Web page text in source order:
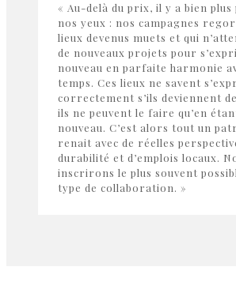
« Au-delà du prix, il y a bien plus
nos yeux : nos campagnes
lieux devenus muets et qui
de nouveaux projets pour
nouveau en parfaite harmonie
temps. Ces lieux ne savent
correctement s’ils deviennent
ils ne peuvent le faire qu’en
nouveau. C’est alors tout un
renait avec de réelles
durabilité et d’emplois locaux.
inscrirons le plus souvent
type de collaboration. »